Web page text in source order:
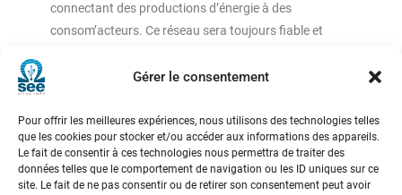
Gérer le consentement
Pour offrir les meilleures expériences, nous utilisons des technologies telles
que les cookies pour stocker et/ou accéder aux informations des appareils.
Le fait de consentir à ces technologies nous permettra de traiter des
données telles que le comportement de navigation ou les ID uniques sur ce
site. Le fait de ne pas consentir ou de retirer son consentement peut avoir
connectant des productions d’énergie à des
consom’acteurs. Ce réseau sera toujours fiable et
flexible, permettant de répondre aux multi-incertitudes
nouveaux comportements des consommateurs
(véhicule électrique, réindustrialisation, efficacité
énergétique, …). La solution sera digitale, supportée
par des appareillages toujours plus intelligents et